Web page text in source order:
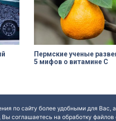
Жемчужина, объекта
наследия — исторические
Их элементы утрачены на
Пермские ученые
5 мифов о витамине С
по сайту более удобными для Вас,
соглашаетесь на обработку файлов